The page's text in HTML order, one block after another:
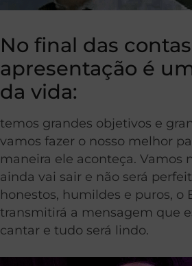
No final das
apresentação é
da vida:
temos grandes objetivos e
vamos fazer o nosso melhor
maneira ele aconteça. Vamos
ainda vai sair e não será
honestos, humildes e puros, o
transmitirá a mensagem que
cantar e tudo será lindo.